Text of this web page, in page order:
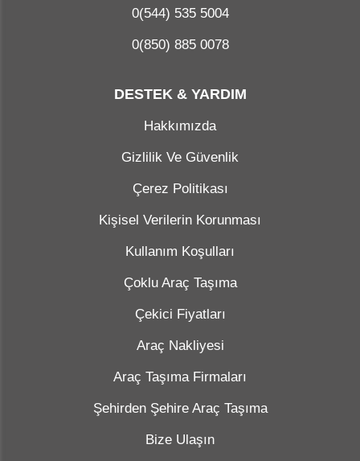
0(544) 535 5004
0(850) 885 0078
DESTEK & YARDIM
Hakkımızda
Gizlilik Ve Güvenlik
Çerez Politikası
Kişisel Verilerin Korunması
Kullanım Koşulları
Çoklu Araç Taşıma
Çekici Fiyatları
Araç Nakliyesi
Araç Taşıma Firmaları
Şehirden Şehire Araç Taşıma
Bize Ulaşın